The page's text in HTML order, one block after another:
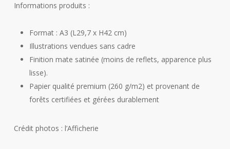
Informations produits :
Format : A3 (L29,7 x H42 cm)
Illustrations vendues sans cadre
Finition mate satinée (moins de reflets, apparence plus
lisse).
Papier qualité premium (260 g/m2) et provenant de
forêts certifiées et gérées durablement
Crédit photos : l’Afficherie